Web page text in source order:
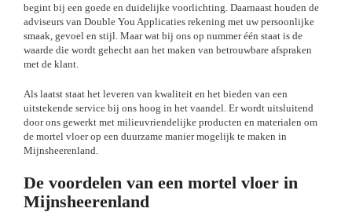
begint bij een goede en duidelijke voorlichting. Daarnaast houden de
adviseurs van Double You Applicaties rekening met uw persoonlijke
smaak, gevoel en stijl. Maar wat bij ons op nummer één staat is de
waarde die wordt gehecht aan het maken van betrouwbare afspraken
met de klant.
Als laatst staat het leveren van kwaliteit en het bieden van een
uitstekende service bij ons hoog in het vaandel. Er wordt uitsluitend
door ons gewerkt met milieuvriendelijke producten en materialen om
de mortel vloer op een duurzame manier mogelijk te maken in
Mijnsheerenland.
De voordelen van een mortel vloer in
Mijnsheerenland